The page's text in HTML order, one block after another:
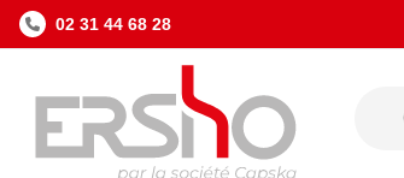
02 31 44 68 28